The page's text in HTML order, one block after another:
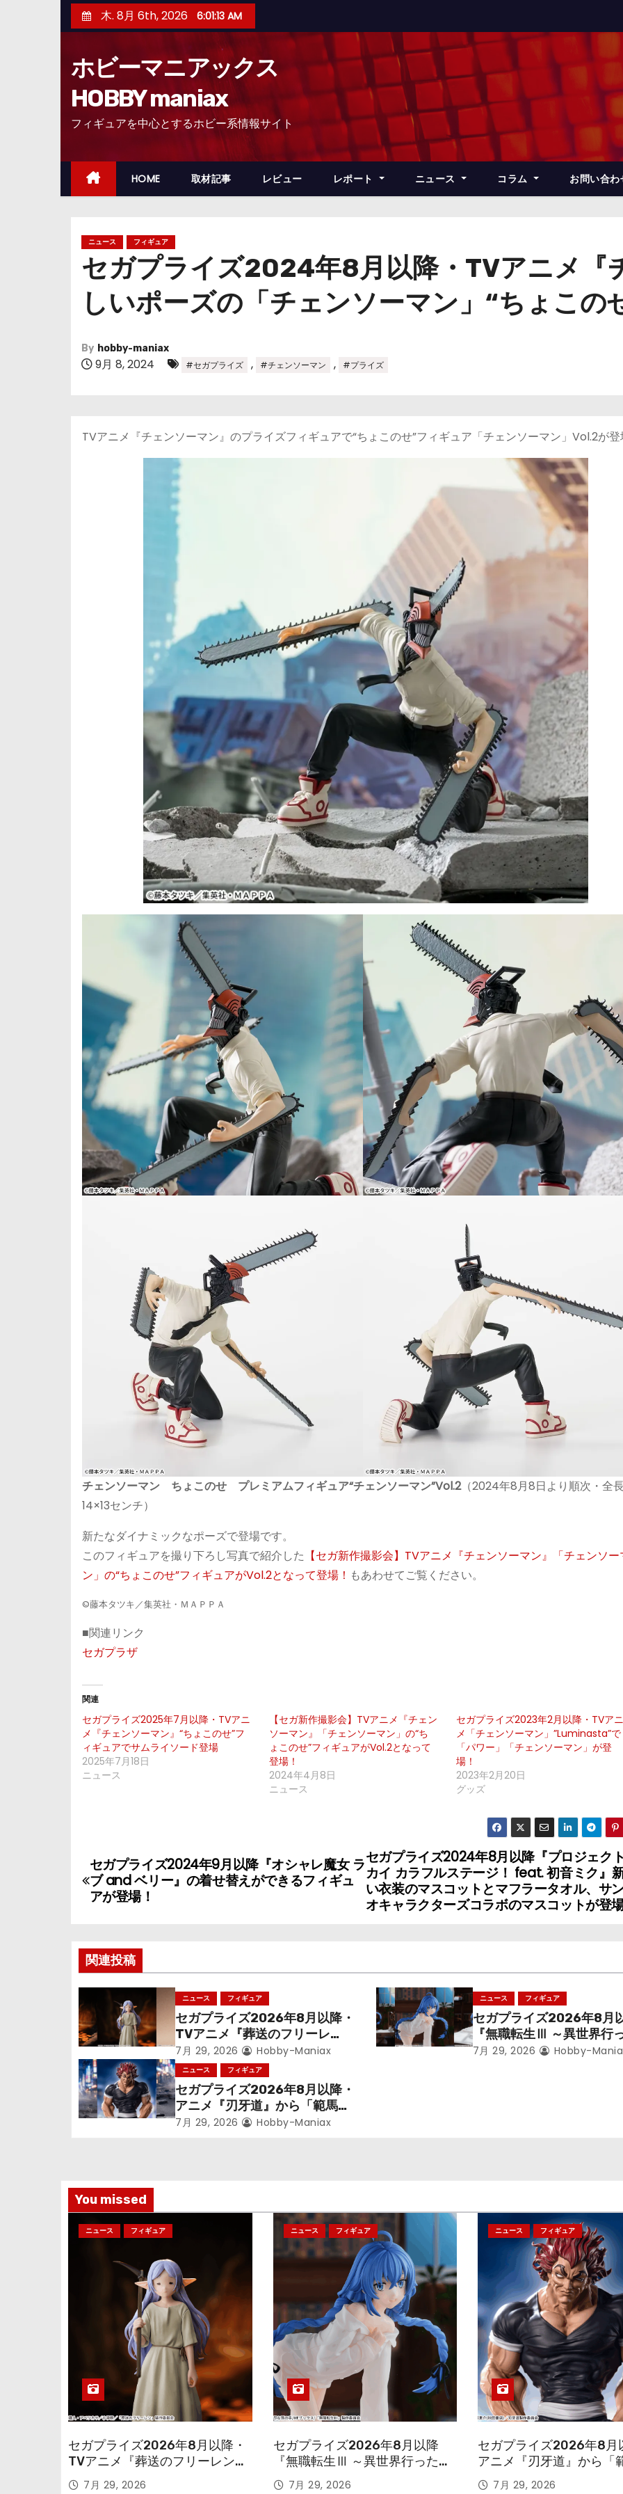
ン
ッ
木. 8月 6th, 2026 6:01:15 AM
ホビーマニアックス
HOBBY maniax
フィギュアを中心とするホビー系情報サイト
HOME 取材記事 レビュー レポート ニュース コラム お問い合わ
ニュース フィギュア
セガプライズ2024年8月以降・TVアニメ『
しいポーズの「チェンソーマン」“ちょこの
By hobby-maniax
9月 8, 2024 #セガプライズ , #チェンソーマン , #プライズ
TVアニメ『チェンソーマン』のプライズフィギュアで“ちょこのせ”フィギュア「チェンソーマン」Vol.2が
チェンソーマン ちょこのせ プレミアムフィギュア“チェンソーマン”Vol.2（2024年8月8日より順次・全
14×13センチ）
新たなダイナミックなポーズで登場です。
このフィギュアを撮り下ろし写真で紹介した 【セガ新作撮影会】TVアニメ『チェンソーマン』「チェンソー
ン」の“ちょこのせ”フィギュアがVol.2となって登場！ もあわせてご覧ください。
©藤本タツキ／集英社・ＭＡＰＰＡ
■関連リンク
セガプラザ
関連
セガプライズ2025年7月以降・TVアニ
メ『チェンソーマン』“ちょこのせ”フ
ィギュアでサムライソード登場
2025年7月18日
ニュース
【セガ新作撮影会】TVアニメ『チェン
ソーマン』「チェンソーマン」の“ち
ょこのせ”フィギュアがVol.2となって
登場！
2024年4月8日
ニュース
セガプライズ2023年2月以降・TVア
メ「チェンソーマン」”Luminasta”で
「パワー」「チェンソーマン」が登
場！
2023年2月20日
グッズ
投
稿
ビ
ゲ
ー
シ
ョ
ン
セガプライズ2024年8月以降『プロジェク
カイ カラフルステージ！ feat. 初音ミク』
い衣装のマスコットとマフラータオル、サ
オキャラクターズコラボのマスコットが登
セガプライズ2024年9月以降『オシャレ魔女 ラ
ブ and ベリー』の着せ替えができるフィギュ
アが登場！
関連投稿
ニュース フィギュア
セガプライズ2026年8月以降・
TVアニメ『葬送のフリーレ
ン』鉱山で300年働くことにな
っっちゃった「フリーレン」を
立体化！
7月 29, 2026 Hobby-Maniax
ニュース フィギュア
セガプライズ2026年8月
『無職転生Ⅲ ～異世界行
本気だす～』から「ロキ
7月 29, 2026 Hobby-
ニュース フィギュア
セガプライズ2026年8月以降・
アニメ『刃牙道』から「範馬勇
次郎」が登場ッッ!!
7月 29, 2026 Hobby-Maniax
You missed
ニュース フィギュア
セガプライズ2026年8月以降・
TVアニメ『葬送のフリーレン』
鉱山で300年働くことになっっ
7月 29, 2026
ニュース フィギュア
セガプライズ2026年8月以降
『無職転生Ⅲ ～異世界行ったら
本気だす～』から「ロキシー」
7月 29, 2026
ニュース フィギュア
セガプライズ2026年8月
アニメ『刃牙道』から「
次郎」が登場ッッ!!
7月 29, 2026